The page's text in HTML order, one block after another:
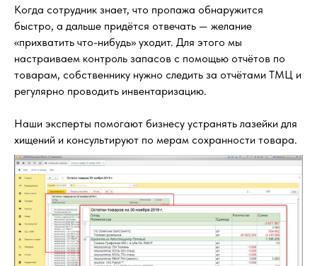
Когда сотрудник знает, что пропажа обнаружится
быстро, а дальше придётся отвечать — желание
«прихватить что-нибудь» уходит. Для этого мы
настраиваем контроль запасов с помощью отчётов по
товарам, собственнику нужно следить за отчётами ТМЦ и
регулярно проводить инвентаризацию.
Наши эксперты помогают бизнесу устранять лазейки для
хищений и консультируют по мерам сохранности товара.